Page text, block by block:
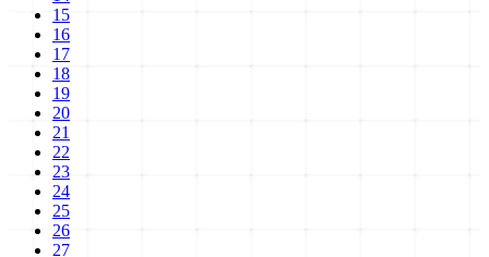
15
16
17
18
19
20
21
22
23
24
25
26
27